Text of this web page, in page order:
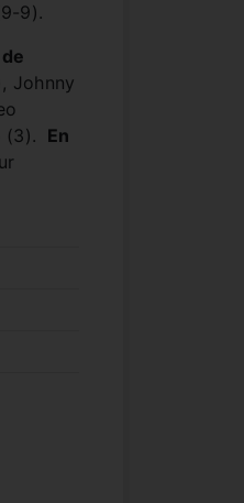
9).
Johnny
(3). En